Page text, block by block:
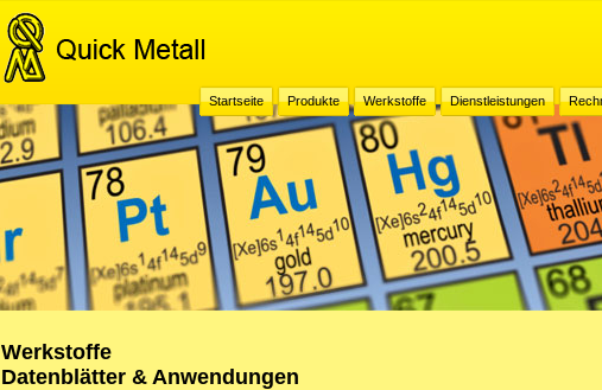
Startseite Produkte Werkstoffe Dienstleistungen
Werkstoffe
Datenblätter & Anwendungen